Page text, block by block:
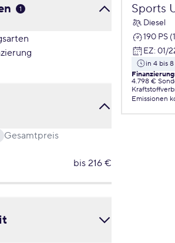
1
Gesamtpreis
bis 216 €
Sports
Diesel
190 PS
EZ: 01/
in 4 bis
4.798 €
Emissionen